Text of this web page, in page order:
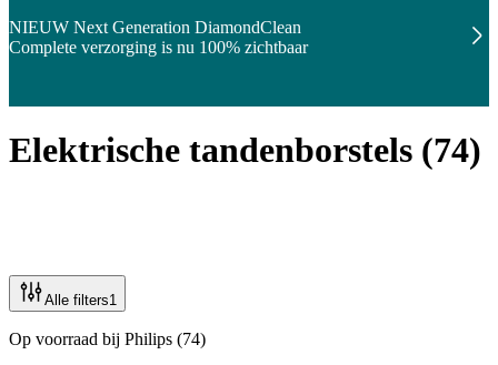
NIEUW Next Generation DiamondClean
Complete verzorging is nu 100% zichtbaar
Elektrische tandenborstels (74)
Alle filters1
Op voorraad bij Philips (74)